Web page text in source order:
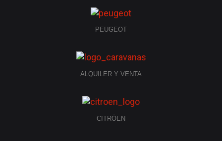
PEUGEOT
ALQUILER Y VENTA
CITRÖEN